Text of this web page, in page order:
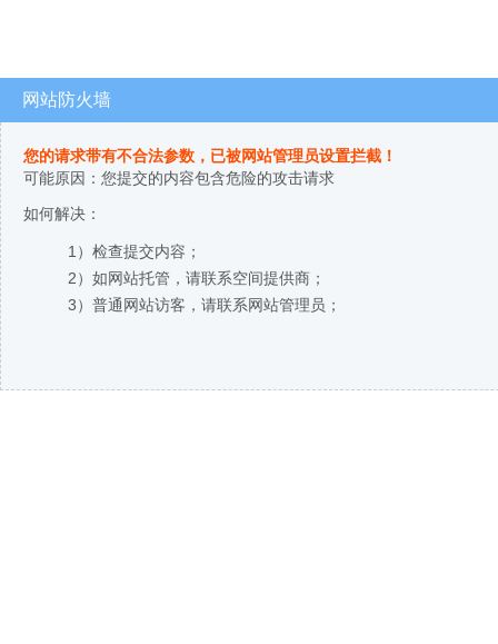
网站防火墙
您的请求带有不合法参数，已被网站管理员设置拦截！
可能原因：您提交的内容包含危险的攻击请求
如何解决：
1）检查提交内容；
2）如网站托管，请联系空间提供商；
3）普通网站访客，请联系网站管理员；